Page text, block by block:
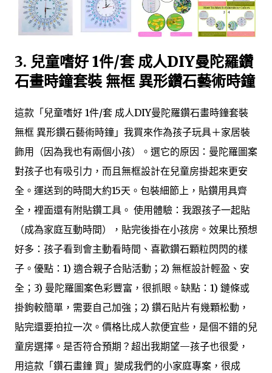
3. 兒童嗜好 1件/套 成人DIY曼陀羅鑽
石畫時鐘套裝 無框 異形鑽石藝術時鐘
這款「兒童嗜好 1件/套 成人DIY曼陀羅鑽石畫時鐘套裝
無框 異形鑽石藝術時鐘」我買來作為孩子玩具＋家居裝
飾用（因為我也有兩個小孩）。選它的原因：曼陀羅圖案
對孩子也有吸引力，而且無框設計在兒童房掛起來更安
全。運送到的時間大約15天。包裝細節上，貼鑽用具齊
全，裡面還有附貼鑽工具。 使用體驗：我跟孩子一起貼
（成為家庭互動時間），貼完後掛在小孩房。效果比預想
好多：孩子看到會主動看時間、喜歡鑽石顆粒閃閃的樣
子。優點：1) 適合親子合貼活動；2) 無框設計輕盈、安
全；3) 曼陀羅圖案色彩豐富，很抓眼。缺點：1) 鏈條或
掛鉤較簡單，需要自己加強；2) 鑽石貼片有幾顆松動，
貼完還要拍拉一次。價格比成人款便宜些，是個不錯的兒
童房選擇。是否符合預期？超出我期望—孩子也很愛，
用這款「鑽石畫鐘 買」變成我們的小家庭專案，很成